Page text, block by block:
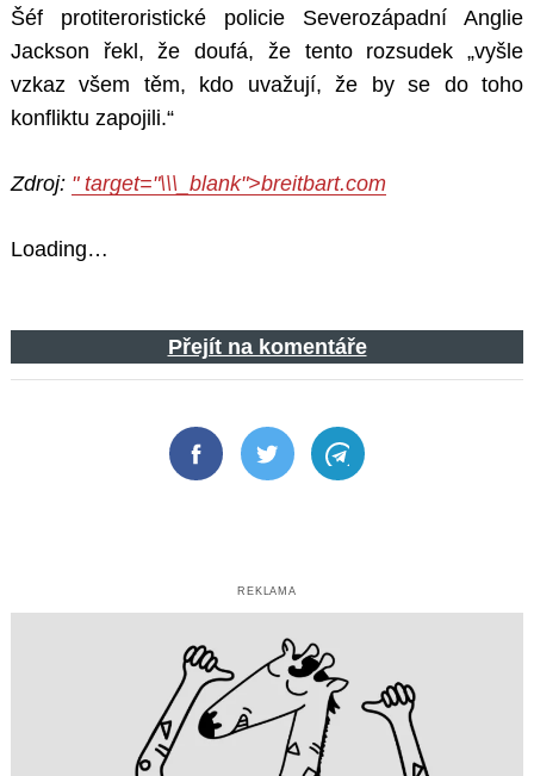
Šéf protiteroristické policie Severozápadní Anglie
Jackson řekl, že doufá, že tento rozsudek „vyšle
vzkaz všem těm, kdo uvažují, že by se do toho
konfliktu zapojili.“
Zdroj: " target="\\\_blank">breitbart.com
Loading…
Přejít na komentáře
FacebookTwitter Telegram
REKLAMA